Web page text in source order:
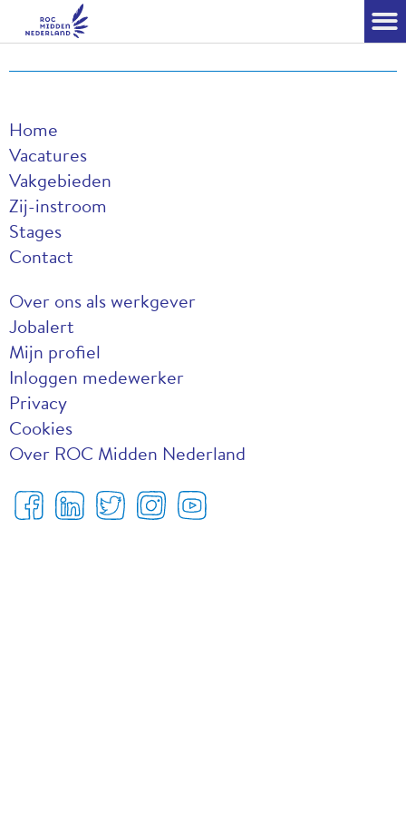
Home
Vacatures
Vakgebieden
Zij-instroom
Stages
Contact
Over ons als werkgever
Jobalert
Mijn profiel
Inloggen medewerker
Privacy
Cookies
Over ROC Midden Nederland